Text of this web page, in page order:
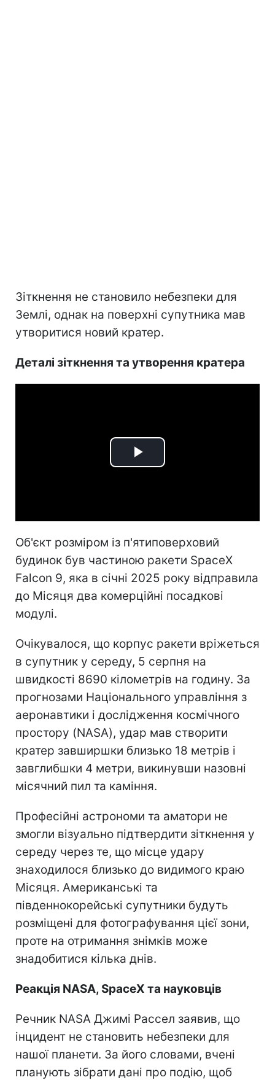
Зіткнення не становило небезпеки для
Землі, однак на поверхні супутника мав
утворитися новий кратер.
Деталі зіткнення та утворення кратера
Play
Об'єкт розміром із п'ятиповерховий
будинок був частиною ракети SpaceX
Falcon 9, яка в січні 2025 року відправила
до Місяця два комерційні посадкові
модулі.
Очікувалося, що корпус ракети вріжеться
в супутник у середу, 5 серпня на
швидкості 8690 кілометрів на годину. За
прогнозами Національного управління з
аеронавтики і дослідження космічного
простору (NASA), удар мав створити
кратер завширшки близько 18 метрів і
завглибшки 4 метри, викинувши назовні
місячний пил та каміння.
Професійні астрономи та аматори не
змогли візуально підтвердити зіткнення у
середу через те, що місце удару
знаходилося близько до видимого краю
Місяця. Американські та
південнокорейські супутники будуть
розміщені для фотографування цієї зони,
проте на отримання знімків може
знадобитися кілька днів.
Реакція NASA, SpaceX та науковців
Речник NASA Джимі Рассел заявив, що
інцидент не становить небезпеки для
нашої планети. За його словами, вчені
планують зібрати дані про подію, щоб